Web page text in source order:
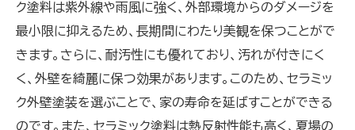
ク塗料は紫外線や雨風に強く、外部環境からのダメージを
最小限に抑えるため、長期間にわたり美観を保つことがで
きます。さらに、耐汚性にも優れており、汚れが付きにく
く、外壁を綺麗に保つ効果があります。このため、セラミッ
ク外壁塗装を選ぶことで、家の寿命を延ばすことができる
のです。また、セラミック塗料は熱反射性能も高く、夏場の